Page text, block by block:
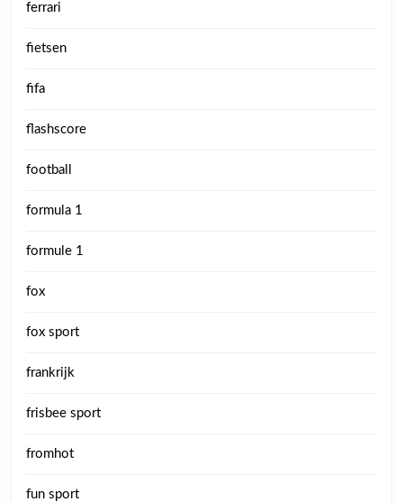
ferrari
fietsen
fifa
flashscore
football
formula 1
formule 1
fox
fox sport
frankrijk
frisbee sport
fromhot
fun sport